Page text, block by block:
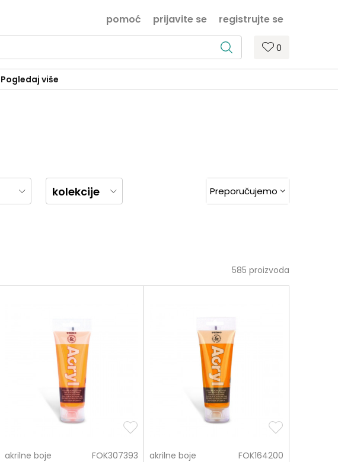
prijavite se registrujte se
pomoć
0
Pogledaj više
kolekcije
585 proizvoda
akrilne boje FOK307393 akrilne boje FOK164200